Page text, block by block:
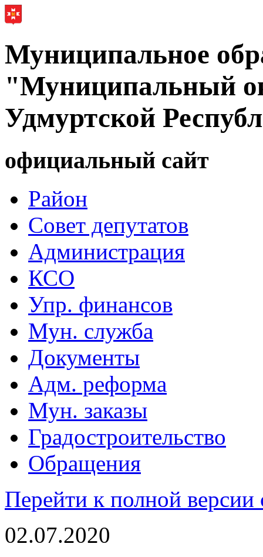
Муниципальное
"Муниципальный
Удмуртской
официальный сайт
Район
Совет депутатов
Администрация
КСО
Упр. финансов
Мун. служба
Документы
Адм. реформа
Мун. заказы
Градостроительство
Обращения
Перейти к полной версии
02.07.2020